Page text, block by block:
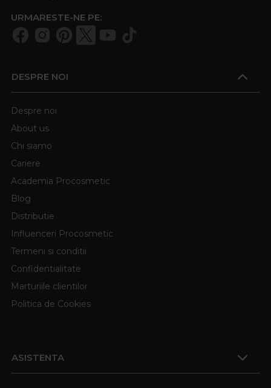
URMARESTE-NE PE:
DESPRE NOI
Despre noi
About us
Chi siamo
Cariere
Academia Procosmetic
Blog
Distributie
Influenceri Procosmetic
Termeni si conditii
Confidentialitate
Marturiile clientilor
Politica de Cookies
ASISTENTA